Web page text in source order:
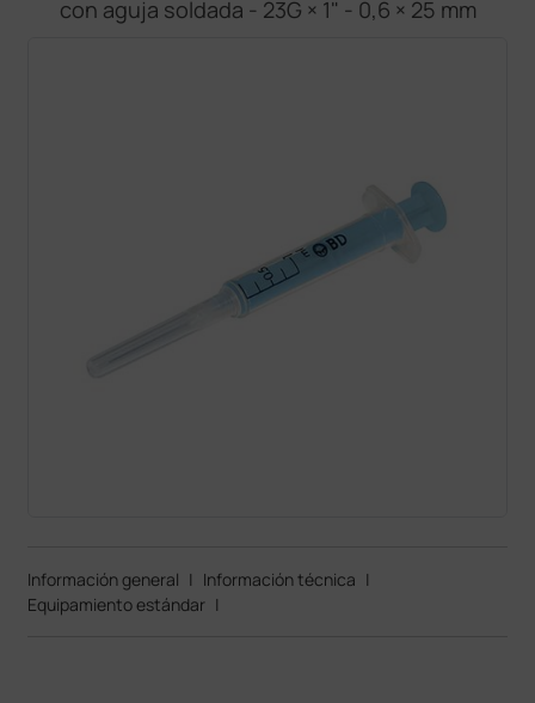
con aguja soldada - 23G × 1" - 0,6 × 25 mm
Información general | Información técnica |
Equipamiento estándar |